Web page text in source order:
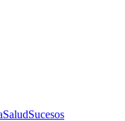
SaludSucesos